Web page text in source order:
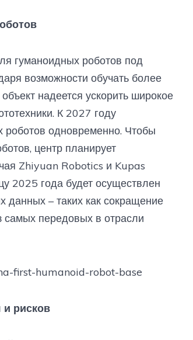
гуманоидных роботов под
возможности обучать более
надеется ускорить широкое
К 2027 году
роботов одновременно. Чтобы
центр планирует
Zhiyuan Robotics и Kupas
2025 года будет осуществлен
данных – таких как сокращение
самых передовых в отрасли
first-humanoid-robot-base
и рисков